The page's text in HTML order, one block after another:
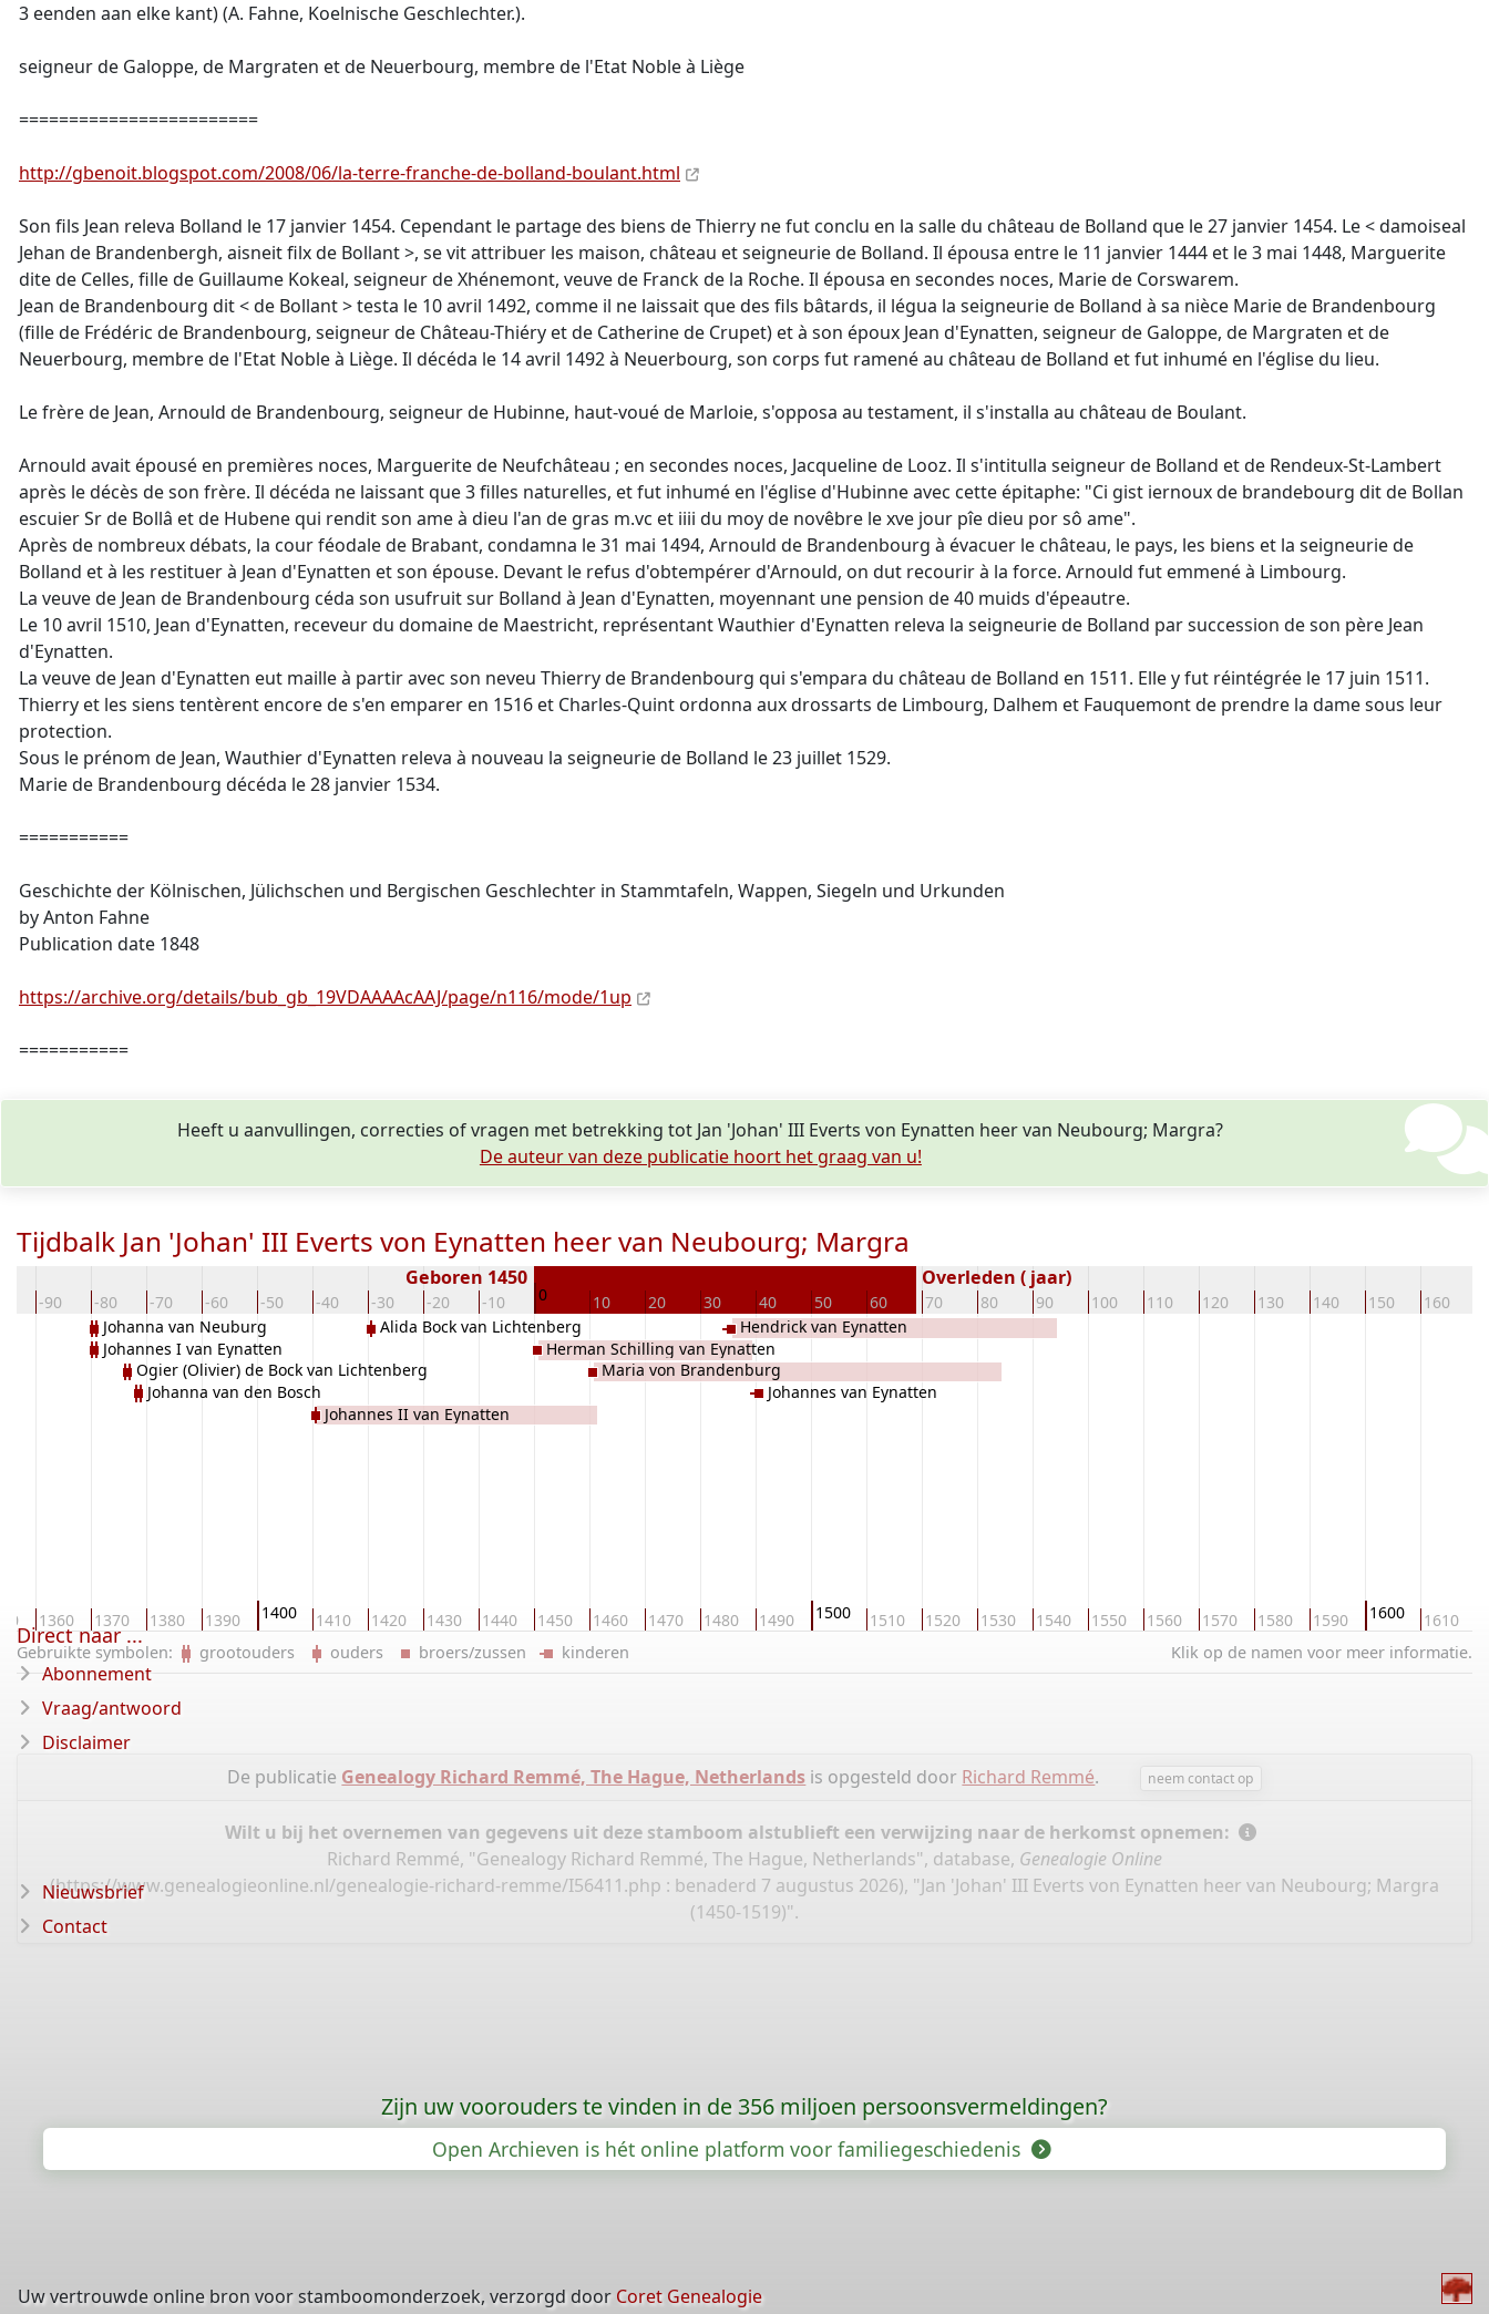
3 eenden aan elke kant) (A. Fahne, Koelnische Geschlechter.).
seigneur de Galoppe, de Margraten et de Neuerbourg, membre de l'Etat Noble à Liège
========================
http://gbenoit.blogspot.com/2008/06/la-terre-franche-de-bolland-boulant.html
Son fils Jean releva Bolland le 17 janvier 1454. Cependant le partage des biens de Thierry ne fut conclu en la salle du château de Bolland que le 27 janvier 1454. Le < damoiseal
Jehan de Brandenbergh, aisneit filx de Bollant >, se vit attribuer les maison, château et seigneurie de Bolland. Il épousa entre le 11 janvier 1444 et le 3 mai 1448, Marguerite
dite de Celles, fille de Guillaume Kokeal, seigneur de Xhénemont, veuve de Franck de la Roche. Il épousa en secondes noces, Marie de Corswarem.
Jean de Brandenbourg dit < de Bollant > testa le 10 avril 1492, comme il ne laissait que des fils bâtards, il légua la seigneurie de Bolland à sa nièce Marie de Brandenbourg
(fille de Frédéric de Brandenbourg, seigneur de Château-Thiéry et de Catherine de Crupet) et à son époux Jean d'Eynatten, seigneur de Galoppe, de Margraten et de
Neuerbourg, membre de l'Etat Noble à Liège. Il décéda le 14 avril 1492 à Neuerbourg, son corps fut ramené au château de Bolland et fut inhumé en l'église du lieu.
Le frère de Jean, Arnould de Brandenbourg, seigneur de Hubinne, haut-voué de Marloie, s'opposa au testament, il s'installa au château de Boulant.
Arnould avait épousé en premières noces, Marguerite de Neufchâteau ; en secondes noces, Jacqueline de Looz. Il s'intitulla seigneur de Bolland et de Rendeux-St-Lambert
après le décès de son frère. Il décéda ne laissant que 3 filles naturelles, et fut inhumé en l'église d'Hubinne avec cette épitaphe: "Ci gist iernoux de brandebourg dit de Bollan
escuier Sr de Bollâ et de Hubene qui rendit son ame à dieu l'an de gras m.vc et iiii du moy de novêbre le xve jour pîe dieu por sô ame".
Après de nombreux débats, la cour féodale de Brabant, condamna le 31 mai 1494, Arnould de Brandenbourg à évacuer le château, le pays, les biens et la seigneurie de
Bolland et à les restituer à Jean d'Eynatten et son épouse. Devant le refus d'obtempérer d'Arnould, on dut recourir à la force. Arnould fut emmené à Limbourg.
La veuve de Jean de Brandenbourg céda son usufruit sur Bolland à Jean d'Eynatten, moyennant une pension de 40 muids d'épeautre.
Le 10 avril 1510, Jean d'Eynatten, receveur du domaine de Maestricht, représentant Wauthier d'Eynatten releva la seigneurie de Bolland par succession de son père Jean
d'Eynatten.
La veuve de Jean d'Eynatten eut maille à partir avec son neveu Thierry de Brandenbourg qui s'empara du château de Bolland en 1511. Elle y fut réintégrée le 17 juin 1511.
Thierry et les siens tentèrent encore de s'en emparer en 1516 et Charles-Quint ordonna aux drossarts de Limbourg, Dalhem et Fauquemont de prendre la dame sous leur
protection.
Sous le prénom de Jean, Wauthier d'Eynatten releva à nouveau la seigneurie de Bolland le 23 juillet 1529.
Marie de Brandenbourg décéda le 28 janvier 1534.
===========
Geschichte der Kölnischen, Jülichschen und Bergischen Geschlechter in Stammtafeln, Wappen, Siegeln und Urkunden
by Anton Fahne
Publication date 1848
https://archive.org/details/bub_gb_19VDAAAAcAAJ/page/n116/mode/1up
===========
Heeft u aanvullingen, correcties of vragen met betrekking tot Jan 'Johan' III Everts von Eynatten heer van Neubourg; Margra?
De auteur van deze publicatie hoort het graag van u!
Tijdbalk Jan 'Johan' III Everts von Eynatten heer van Neubourg; Margra
-90 -80 -70 -60 -50 -40 -30 -20 -10 0 10 20 30 40 50 60 70 80 90 100 110 120 130 140 150 160
Geboren 1450 Overleden ( jaar)
1360 1370 1380 1390 1400 1410 1420 1430 1440 1450 1460 1470 1480 1490 1500 1510 1520 1530 1540 1550 1560 1570 1580 1590 1600 1610
Johanna van Neuburg
Johannes I van Eynatten
Ogier (Olivier) de Bock van Lichtenberg
Johanna van den Bosch
Johannes II van Eynatten
Alida Bock van Lichtenberg
Herman Schilling van Eynatten
Maria von Brandenburg
Hendrick van Eynatten
Johannes van Eynatten
Klik op de namen voor meer informatie.
Gebruikte symbolen: grootouders ouders broers/zussen kinderen
De publicatie Genealogy Richard Remmé, The Hague, Netherlands is opgesteld door Richard Remmé. neem contact op
Wilt u bij het overnemen van gegevens uit deze stamboom alstublieft een verwijzing naar de herkomst opnemen:
Richard Remmé, "Genealogy Richard Remmé, The Hague, Netherlands", database, Genealogie Online
(https://www.genealogieonline.nl/genealogie-richard-remme/I56411.php : benaderd 7 augustus 2026), "Jan 'Johan' III Everts von Eynatten heer van Neubourg; Margra
(1450-1519)".
Direct naar ...
Abonnement
Vraag/antwoord
Disclaimer
Nieuwsbrief
Contact
Zijn uw voorouders te vinden in de 356 miljoen persoonsvermeldingen?
Open Archieven is hét online platform voor familiegeschiedenis
Uw vertrouwde online bron voor stamboomonderzoek, verzorgd door Coret Genealogie